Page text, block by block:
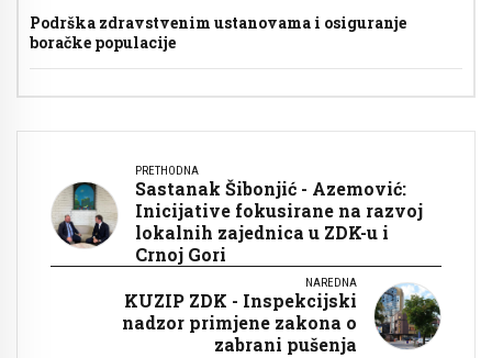
Podrška zdravstvenim ustanovama i osiguranje
boračke populacije
PRETHODNA
Sastanak Šibonjić - Azemović:
Inicijative fokusirane na razvoj
lokalnih zajednica u ZDK-u i
Crnoj Gori
NAREDNA
KUZIP ZDK - Inspekcijski
nadzor primjene zakona o
zabrani pušenja